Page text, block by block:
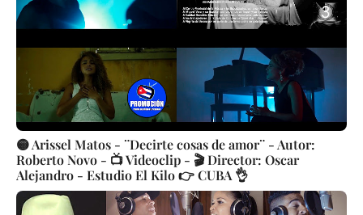
🟡 Arissel Matos - ¨Decirte cosas de amor¨ - Autor:
Roberto Novo - 📺 Videoclip - 🎬 Director: Oscar
Alejandro - Estudio El Kilo 👉 CUBA 👌